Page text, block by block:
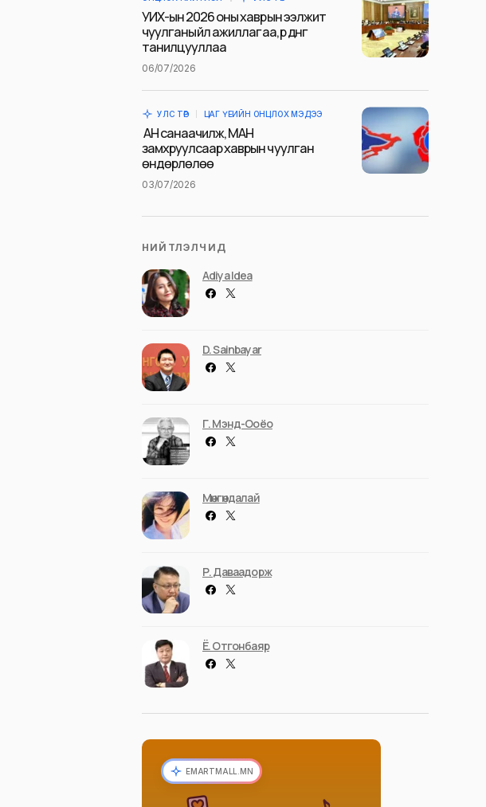
УИХ-ын 2026 оны хаврын ээлжит
чуулганы үйл ажиллагаа, үр дүнг
танилцууллаа
06/07/2026
УЛС ТӨР ЦАГ ҮЕИЙН ОНЦЛОХ МЭДЭЭ
АН санаачилж, МАН
замхруулсаар хаврын чуулган
өндөрлөлөө
03/07/2026
НИЙТЛЭЛЧИД
Adiya Idea
D. Sainbayar
Г. Мэнд-Ооёо
Мөнгөндалай
Р. Даваадорж
Ё. Отгонбаяр
EMARTMALL.MN